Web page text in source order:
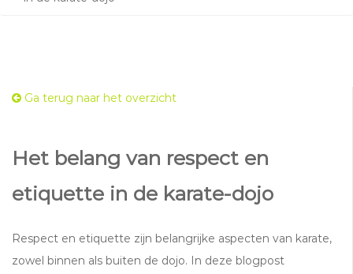
Ga terug naar het overzicht
Het belang van respect en
etiquette in de karate-dojo
Respect en etiquette zijn belangrijke aspecten van karate,
zowel binnen als buiten de dojo. In deze blogpost